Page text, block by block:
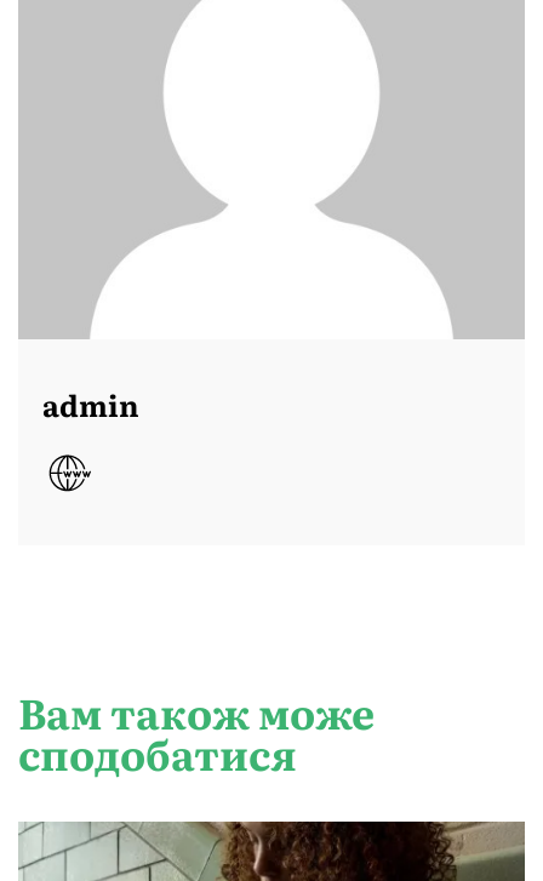
admin
Вам також може
сподобатися